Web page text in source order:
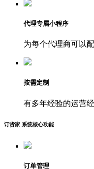
代理专属小程序
为每个代理商可以
按需定制
有多年经验的运营
订货家 系统核心功能
订单管理